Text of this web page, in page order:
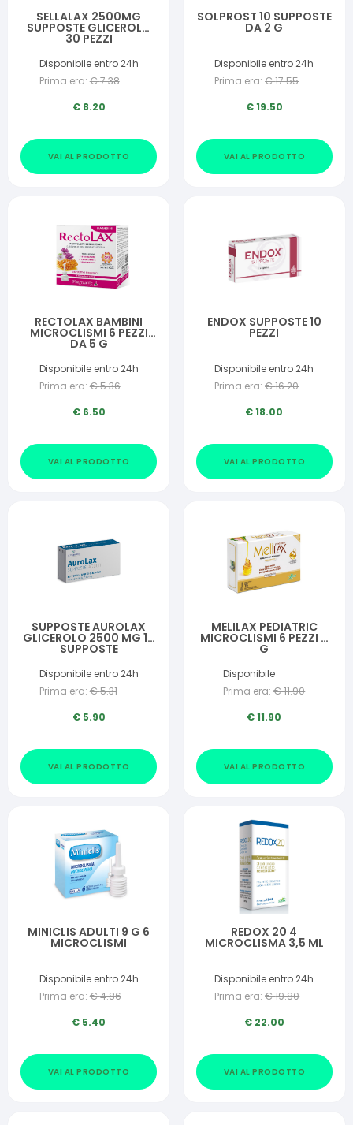
SELLALAX 2500MG
SUPPOSTE GLICEROLO
30 PEZZI
Disponibile entro 24h
Prima era: €7.38
€ 8.20
VAI AL PRODOTTO
SOLPROST 10 SUPPOSTE
DA 2 G
Disponibile entro 24h
Prima era: €17.55
€19.50
VAI AL PRODOTTO
RECTOLAX BAMBINI
MICROCLISMI 6 PEZZI
DA 5 G
Disponibile entro 24h
Prima era: €5.36
€ 6.50
VAI AL PRODOTTO
ENDOX SUPPOSTE 10
PEZZI
Disponibile entro 24h
Prima era: €16.20
€18.00
VAI AL PRODOTTO
SUPPOSTE AUROLAX
GLICEROLO 2500 MG 18
SUPPOSTE
Disponibile entro 24h
Prima era: €5.31
€ 5.90
VAI AL PRODOTTO
MELILAX PEDIATRIC
MICROCLISMI 6 PEZZI 5
G
Disponibile
Prima era: €11.90
€11.90
VAI AL PRODOTTO
MINICLIS ADULTI 9 G 6
MICROCLISMI
Disponibile entro 24h
Prima era: €4.86
€ 5.40
VAI AL PRODOTTO
REDOX 20 4
MICROCLISMA 3,5 ML
Disponibile entro 24h
Prima era: €19.80
€ 22.00
VAI AL PRODOTTO